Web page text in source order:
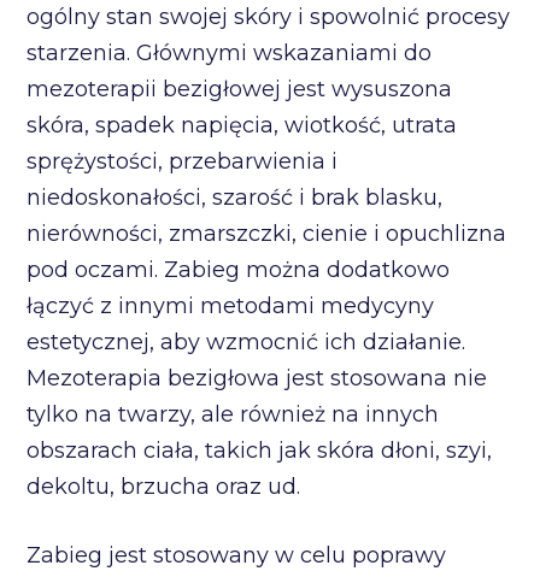
ogólny stan swojej skóry i spowolnić procesy
starzenia. Głównymi wskazaniami do
mezoterapii bezigłowej jest wysuszona
skóra, spadek napięcia, wiotkość, utrata
sprężystości, przebarwienia i
niedoskonałości, szarość i brak blasku,
nierówności, zmarszczki, cienie i opuchlizna
pod oczami. Zabieg można dodatkowo
łączyć z innymi metodami medycyny
estetycznej, aby wzmocnić ich działanie.
Mezoterapia bezigłowa jest stosowana nie
tylko na twarzy, ale również na innych
obszarach ciała, takich jak skóra dłoni, szyi,
dekoltu, brzucha oraz ud.
Zabieg jest stosowany w celu poprawy